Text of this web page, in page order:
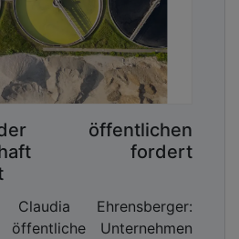
öffentlichen
fordert
Claudia Ehrensberger:
öffentliche Unternehmen